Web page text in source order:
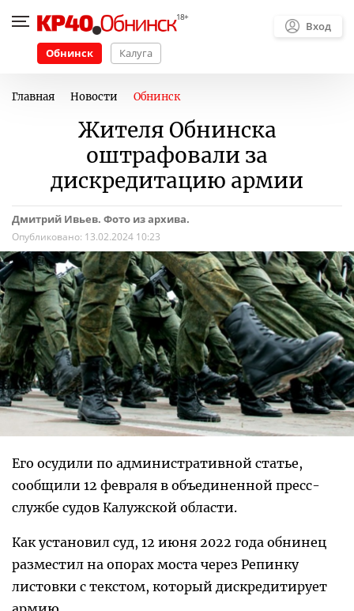
Обнинск Калуга
Вход
Главная Новости Обнинск
Жителя Обнинска
оштрафовали за
дискредитацию армии
Дмитрий Ивьев. Фото из архива.
Опубликовано: 13.02.2024 10:23
Его осудили по административной статье,
сообщили 12 февраля в объединенной пресс-
службе судов Калужской области.
Как установил суд, 12 июня 2022 года обнинец
разместил на опорах моста через Репинку
листовки с текстом, который дискредитирует